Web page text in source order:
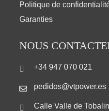
Politique de
Garanties
NOUS
+34 947 070 021
pedidos@vtpower.es
Calle Valle de